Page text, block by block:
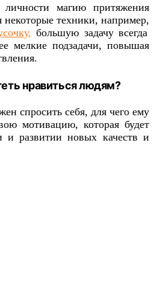
личности магию притяжения
некоторые техники, например,
большую задачу всегда
мелкие подзадачи, повышая
нравиться людям?
спросить себя, для чего ему
мотивацию, которая будет
и развитии новых качеств и